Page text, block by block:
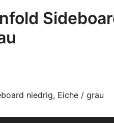
niedrig, Eiche / grau